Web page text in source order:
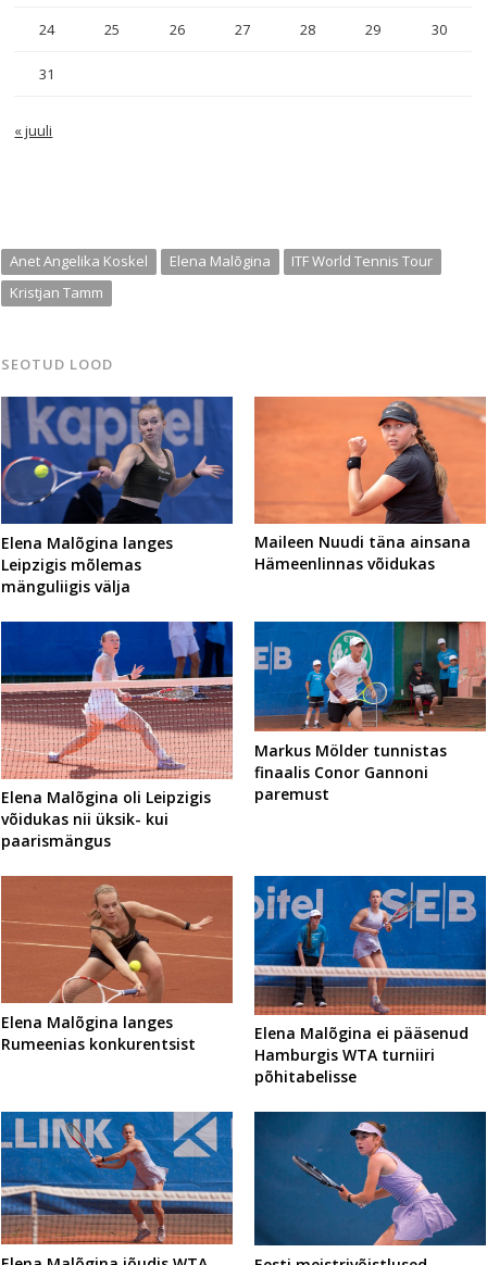
24 25 26 27 28 29 30
31
« juuli
Anet Angelika Koskel Elena Malõgina
ITF World Tennis Tour
Kristjan Tamm
SEOTUD LOOD
Elena Malõgina langes
Leipzigis mõlemas
mänguliigis välja
Maileen Nuudi täna ainsana
Hämeenlinnas võidukas
Elena Malõgina oli Leipzigis
võidukas nii üksik- kui
paarismängus
Markus Mölder tunnistas
finaalis Conor Gannoni
paremust
Elena Malõgina langes
Rumeenias konkurentsist
Elena Malõgina ei pääsenud
Hamburgis WTA turniiri
põhitabelisse